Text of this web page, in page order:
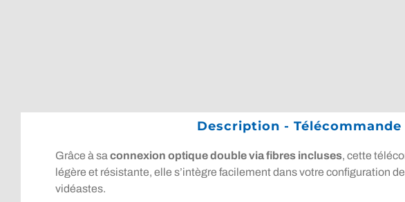
Description - Télécommande
Grâce à sa connexion optique double via fibres incluses, cette
légère et résistante, elle s’intègre facilement dans votre configuration
vidéastes.